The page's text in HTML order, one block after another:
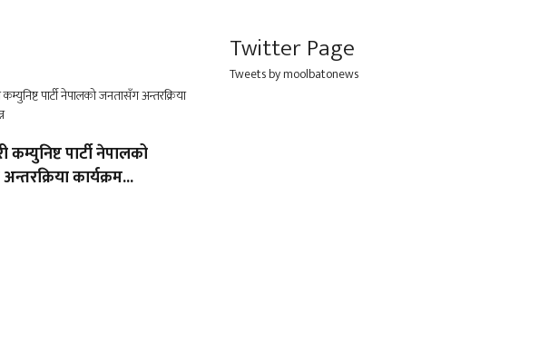
कम्युनिष्ट पार्टी नेपालको
कार्यक्रम...
Twitter Page
Tweets by moolbatonews